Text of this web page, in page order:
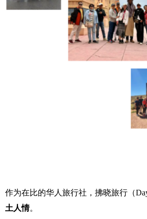
作为在比的华人旅行社，拂晓旅行（
土人情。